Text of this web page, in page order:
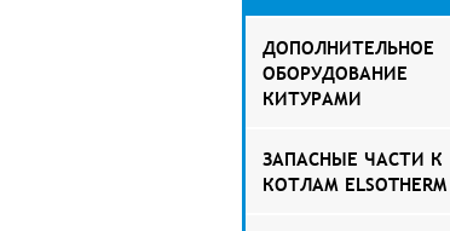
ДОПОЛНИТЕЛЬНОЕ
ОБОРУДОВАНИЕ
КИТУРАМИ
ЗАПАСНЫЕ ЧАСТИ К
КОТЛАМ ELSOTHERM